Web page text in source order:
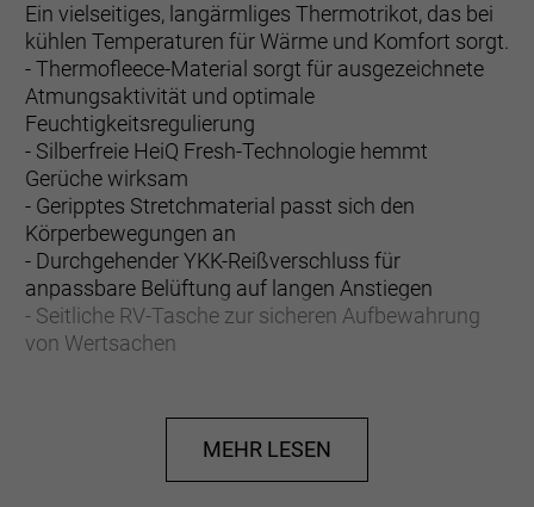
Ein vielseitiges, langärmliges Thermotrikot, das bei
kühlen Temperaturen für Wärme und Komfort sorgt.
- Thermofleece-Material sorgt für ausgezeichnete
Atmungsaktivität und optimale
Feuchtigkeitsregulierung
- Silberfreie HeiQ Fresh-Technologie hemmt
Gerüche wirksam
- Geripptes Stretchmaterial passt sich den
Körperbewegungen an
- Durchgehender YKK-Reißverschluss für
anpassbare Belüftung auf langen Anstiegen
- Seitliche RV-Tasche zur sicheren Aufbewahrung
von Wertsachen
- Die eng anliegende Fitted-Passform erhöht die
Aerodynamik für eine bessere Performance
MEHR LESEN